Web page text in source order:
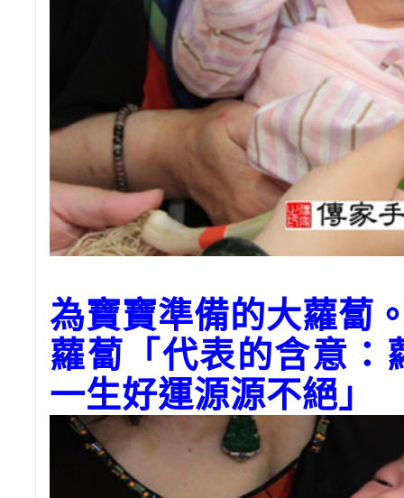
為寶寶準備的大蘿蔔
蘿蔔「代表的含意：
一生好運源源不絕」